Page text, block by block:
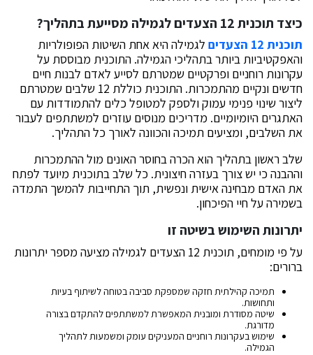
כיצד תוכנית 12 הצעדים לגמילה מסייעת בתהליך?
תוכנית 12 הצעדים
לגמילה היא אחת השיטות הפופולריות
והאפקטיביות ביותר בתהליכי הגמילה. התוכנית מבוססת על
עקרונות רוחניים ופרקטיים שמטרתם לסייע לאדם לבנות חיים
חדשים ונקיים מהתמכרות. התוכנית כוללת 12 שלבים שמטרתם
ליצור שינוי פנימי עמוק ולספק למטופל כלים להתמודדות עם
האתגרים היומיומיים. מדריכים מנוסים עוזרים למשתתפים לעבור
את השלבים, ומציעים תמיכה והכוונה לאורך כל התהליך.
שלב ראשון בתהליך הוא הכרה בחוסר האונים מול ההתמכרות
וההבנה כי יש צורך בעזרה חיצונית. כל שלב בתוכנית מיועד לפתח
את האדם מבחינה אישית ונפשית, תוך התחייבות להמשך התמדה
בשמירה על חיי הפיכחון.
יתרונות השימוש בשיטה זו
על פי מומחים, תוכנית 12 הצעדים לגמילה מציעה מספר יתרונות
ברורים:
תמיכה קהילתית חזקה שמספקת סביבה בטוחה לשיתוף בעיות
ותחושות.
שיטה מסודרת ומובנית המאפשרת למשתתפים להתקדם בצורה
מדורגת.
שימוש בעקרונות רוחניים המעניקים עומק ומשמעות לתהליך
הגמילה.